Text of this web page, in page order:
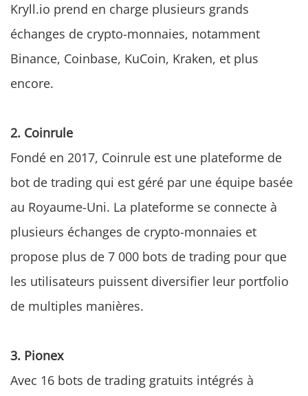
Kryll.io prend en charge plusieurs grands
échanges de crypto-monnaies, notamment
Binance, Coinbase, KuCoin, Kraken, et plus
encore.
2. Coinrule
Fondé en 2017, Coinrule est une plateforme de
bot de trading qui est géré par une équipe basée
au Royaume-Uni. La plateforme se connecte à
plusieurs échanges de crypto-monnaies et
propose plus de 7 000 bots de trading pour que
les utilisateurs puissent diversifier leur portfolio
de multiples manières.
3. Pionex
Avec 16 bots de trading gratuits intégrés à